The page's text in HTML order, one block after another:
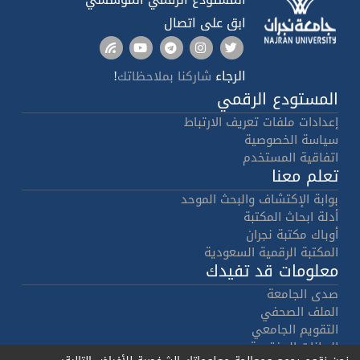
ابق على اتصال
الرجاء شاركنا بملاحظاتك!
المستودع الرقمي
إعدادات ملفات تعريف الارتباط
سياسة الخصوصية
اتفاقية المستخدم
تعلم معنا
بوابة الإكتشاف والبحث الموحد
أدلة ابحاث المكتبة
أوباك مكتبة نجران
المكتبة الرقمية السعودية
معلومات قد تفيدك
صدى الجامعة
الملف الصحفي
التقويم الجامعي
البيانات المفتوحة